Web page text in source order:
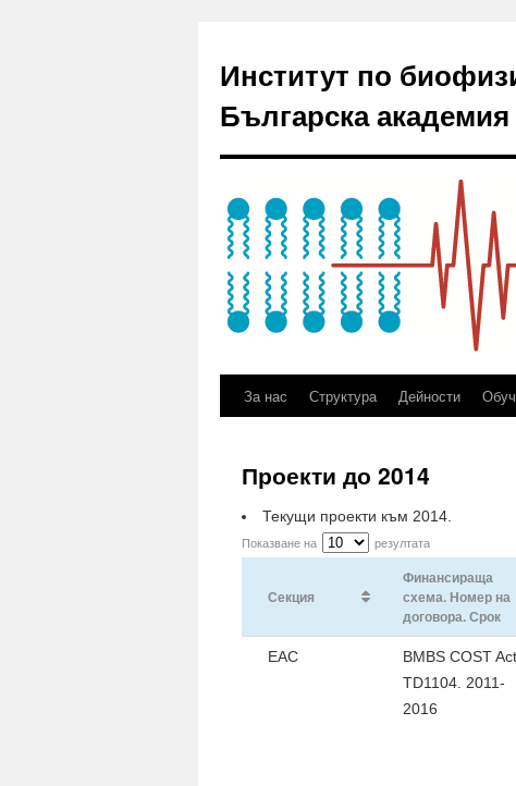
Институт по
Българска академия
За нас Структура Дейности
Проекти до 2014
Текущи проекти към 2014.
Показване на
резултата
Секция
Финансираща
схема. Номер на
договора. Срок
ЕАС
BMBS COST
TD1104. 2011-
2016